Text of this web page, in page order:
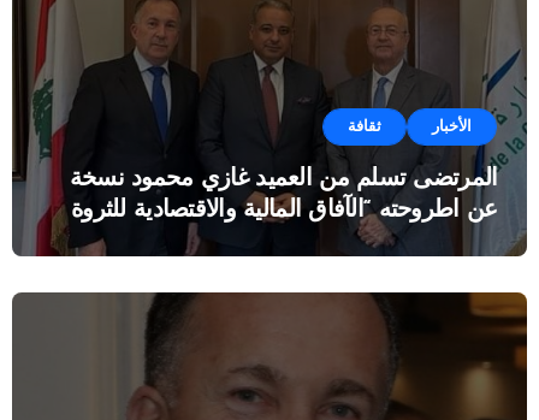
الأخبار ثقافة
المرتضى تسلم من العميد غازي محمود نسخة
عن اطروحته “الآفاق المالية والاقتصادية للثروة